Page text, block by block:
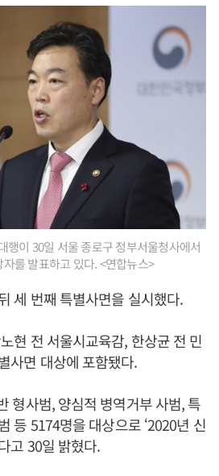
이 30일 서울 종로구 정부서울청사에서
를 발표하고 있다. <연합뉴스>
세 번째 특별사면을 실시했다.
현 전 서울시교육감, 한상균 전 민
사면 대상에 포함됐다.
형사범, 양심적 병역거부 사범, 특
등 5174명을 대상으로 ‘2020년 신
고 30일 밝혔다.